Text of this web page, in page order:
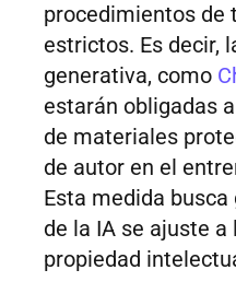
procedimientos de
estrictos. Es decir,
generativa, como
estarán obligadas
de materiales
de autor en el
Esta medida
de la IA se ajuste a
propiedad